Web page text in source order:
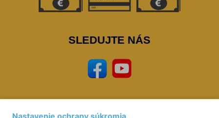
SLEDUJTE NÁS
Nastavenie ochrany súkromia